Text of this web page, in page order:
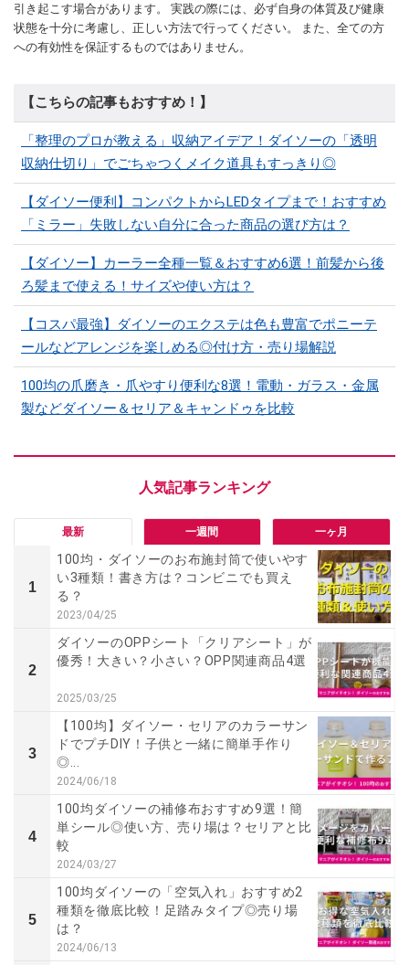
引き起こす場合があります。 実践の際には、必ず自身の体質及び健康
状態を十分に考慮し、正しい方法で行ってください。 また、全ての方
への有効性を保証するものではありません。
【こちらの記事もおすすめ！】
「整理のプロが教える」収納アイデア！ダイソーの「透明
収納仕切り」でごちゃつくメイク道具もすっきり◎
【ダイソー便利】コンパクトからLEDタイプまで！おすすめ
「ミラー」失敗しない自分に合った商品の選び方は？
【ダイソー】カーラー全種一覧＆おすすめ6選！前髪から後
ろ髪まで使える！サイズや使い方は？
【コスパ最強】ダイソーのエクステは色も豊富でポニーテ
ールなどアレンジを楽しめる◎付け方・売り場解説
100均の爪磨き・爪やすり便利な8選！電動・ガラス・金属
製などダイソー＆セリア＆キャンドゥを比較
最新 一週間 一ヶ月
1
100均・ダイソーのお布施封筒で使いやす
い3種類！書き方は？コンビニでも買え
る？
2023/04/25
2
ダイソーのOPPシート「クリアシート」が
優秀！大きい？小さい？OPP関連商品4選
2025/03/25
3
【100均】ダイソー・セリアのカラーサン
ドでプチDIY！子供と一緒に簡単手作り
◎...
2024/06/18
4
100均ダイソーの補修布おすすめ9選！簡
単シール◎使い方、売り場は？セリアと比
較
2024/03/27
5
100均ダイソーの「空気入れ」おすすめ2
種類を徹底比較！足踏みタイプ◎売り場
は？
2024/06/13